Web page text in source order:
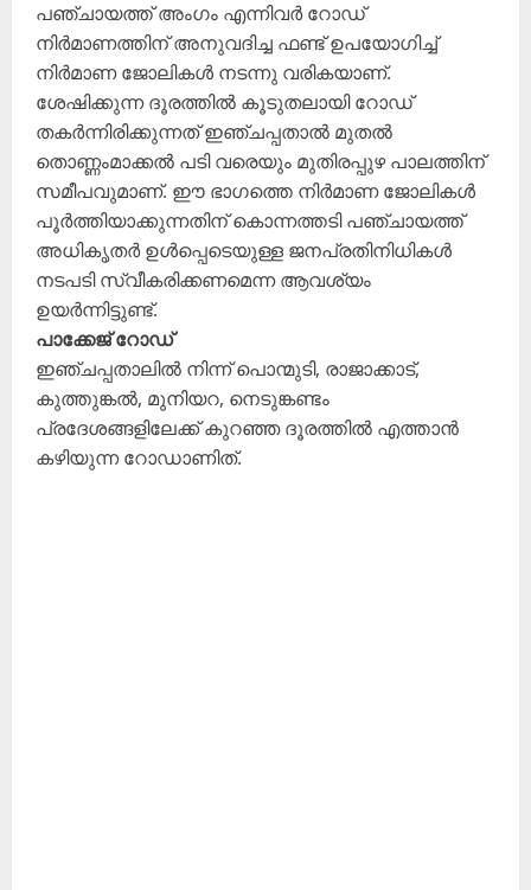
പഞ്ചായത്ത് അംഗം എന്നിവർ റോഡ്
നിർമാണത്തിന് അനുവദിച്ച ഫണ്ട് ഉപയോഗിച്ച്
നിർമാണ ജോലികൾ നടന്നു വരികയാണ്.
ശേഷിക്കുന്ന ദൂരത്തിൽ കൂടുതലായി റോഡ്
തകർന്നിരിക്കുന്നത് ഇഞ്ചപ്പതാൽ മുതൽ
തൊണ്ണംമാക്കൽ പടി വരെയും മുതിരപ്പുഴ പാലത്തിന്
സമീപവുമാണ്. ഈ ഭാഗത്തെ നിർമാണ ജോലികൾ
പൂർത്തിയാക്കുന്നതിന് കൊന്നത്തടി പഞ്ചായത്ത്
അധികൃതർ ഉൾപ്പെടെയുള്ള ജനപ്രതിനിധികൾ
നടപടി സ്വീകരിക്കണമെന്ന ആവശ്യം
ഉയർന്നിട്ടുണ്ട്.
പാക്കേജ് റോഡ്
ഇഞ്ചപ്പതാലിൽ നിന്ന് പൊന്മുടി, രാജാക്കാട്,
കുത്തുങ്കൽ, മുനിയറ, നെടുങ്കണ്ടം
പ്രദേശങ്ങളിലേക്ക് കുറഞ്ഞ ദൂരത്തിൽ എത്താൻ
കഴിയുന്ന റോഡാണിത്.